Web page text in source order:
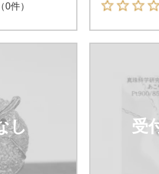
0件）
し 受